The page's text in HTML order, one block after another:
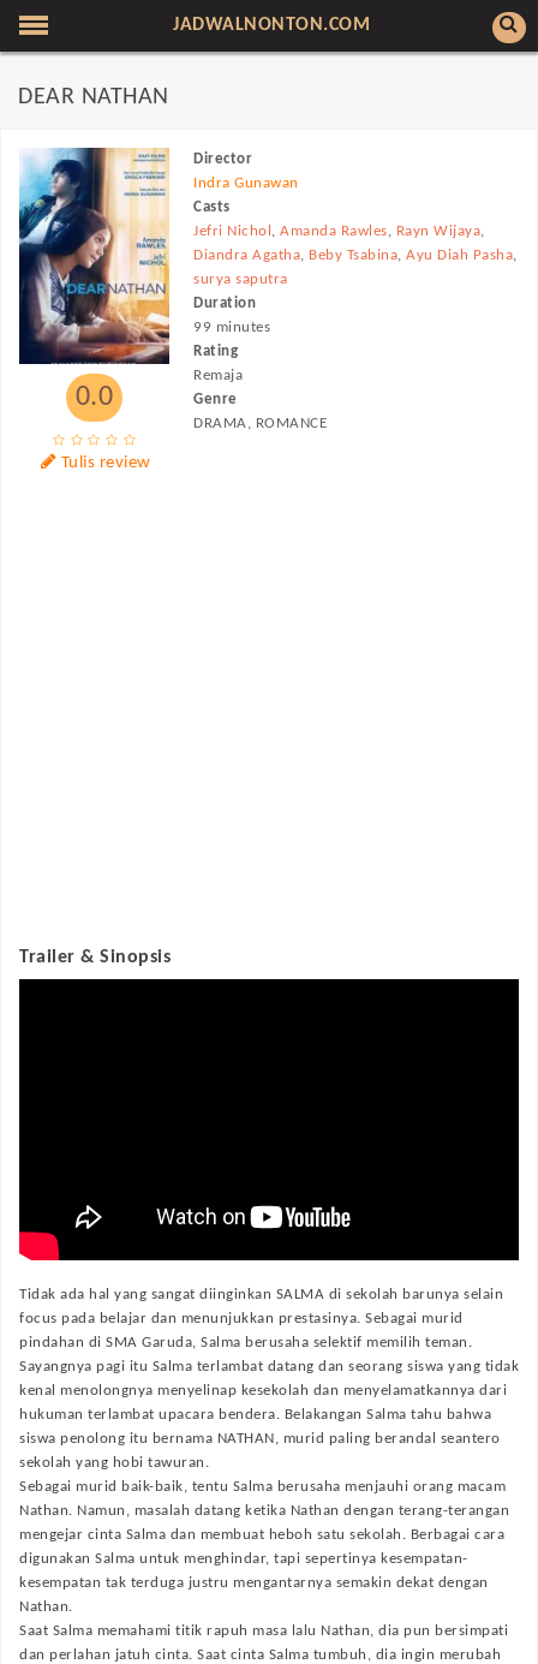
JADWALNONTON.COM
DEAR NATHAN
0.0
Tulis review
Director
Indra Gunawan
Casts
Jefri Nichol ,Amanda Rawles, Rayn Wijaya,
Diandra Agatha, Beby Tsabina,Ayu Diah Pasha,
surya saputra
Duration
99 minutes
Rating
Remaja
Genre
DRAMA, ROMANCE
Trailer & Sinopsis
Tidak ada hal yang sangat diinginkan SALMA di sekolah barunya selain
focus pada belajar dan menunjukkan prestasinya. Sebagai murid
pindahan di SMA Garuda, Salma berusaha selektif memilih teman.
Sayangnya pagi itu Salma terlambat datang dan seorang siswa yang tidak
kenal menolongnya menyelinap kesekolah dan menyelamatkannya dari
hukuman terlambat upacara bendera. Belakangan Salma tahu bahwa
siswa penolong itu bernama NATHAN, murid paling berandal seantero
sekolah yang hobi tawuran.
Sebagai murid baik-baik, tentu Salma berusaha menjauhi orang macam
Nathan. Namun, masalah datang ketika Nathan dengan terang-terangan
mengejar cinta Salma dan membuat heboh satu sekolah. Berbagai cara
digunakan Salma untuk menghindar, tapi sepertinya kesempatan-
kesempatan tak terduga justru mengantarnya semakin dekat dengan
Nathan.
Saat Salma memahami titik rapuh masa lalu Nathan, dia pun bersimpati
dan perlahan jatuh cinta. Saat cinta Salma tumbuh, dia ingin merubah